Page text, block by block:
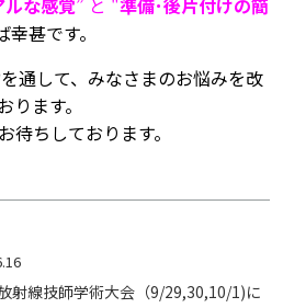
ルな感覚” と "準備･後片付けの簡
甚です。
通して、みなさまのお悩みを改
ます。
待ちしております。
射線技師学術大会（9/29,30,10/1)に